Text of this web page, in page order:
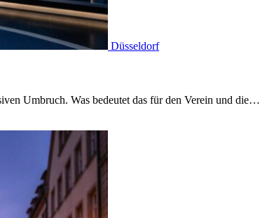
Düsseldorf
Umbruch. Was bedeutet das für den Verein und die…